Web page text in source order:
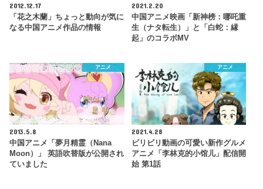
2012.12.17
「花之木蘭」ちょっと動向が気に
なる中国アニメ作品の情報
2021.2.20
中国アニメ映画「新神榜：哪吒重
生（ナタ転生）」と「白蛇：縁
起」のコラボMV
アニメ
2013.5.8
中国アニメ「夢月精霊（Nana
Moon）」 英語吹替版が公開され
ていました
アニメ
2021.4.28
ビリビリ動画の可愛い新作グルメ
アニメ「李林克的小馆儿」配信開
始 第1話